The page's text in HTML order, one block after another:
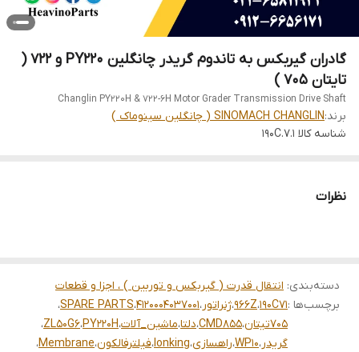
گادران گیربکس به تاندوم گریدر چانگلین PY220 و 722 (
تایتان 705 )
Changlin PY220H & 722-6H Motor Grader Transmission Drive Shaft
برند:SINOMACH CHANGLIN ( چانگلین سینوماک )
شناسه کالا 190C.7.1
نظرات
دسته‌بندی: انتقال قدرت ( گیربکس و توربین ) ، اجزا و قطعات
برچسب‌ها :190C71،966Z،ژنراتور،4120004037001،SPARE PARTS،
705تیتان
،CMD855،دلتا،ماشین_آلات،PY220H،ZL50G6،
گریدر،WP10،راهسازی،lonking،فیلترفالکون،Membrane،